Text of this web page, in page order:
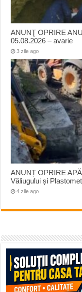
ANUNŢ OPRIRE
05.08.2026 – avarie
3 zile ago
ANUNȚ OPRIRE
Văliugului și Plastomet
4 zile ago